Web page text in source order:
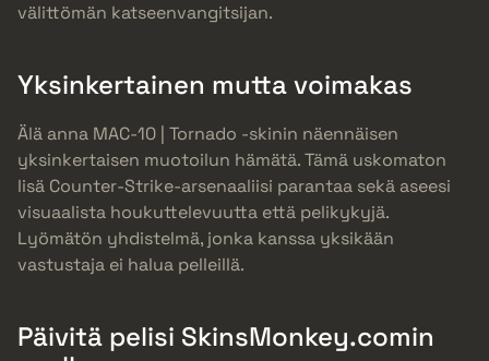
välittömän katseenvangitsijan.
Yksinkertainen mutta voimakas
Älä anna MAC-10 | Tornado -skinin näennäisen
yksinkertaisen muotoilun hämätä. Tämä uskomaton
lisä Counter-Strike-arsenaaliisi parantaa sekä aseesi
visuaalista houkuttelevuutta että pelikykyjä.
Lyömätön yhdistelmä, jonka kanssa yksikään
vastustaja ei halua pelleillä.
Päivitä pelisi SkinsMonkey.comin